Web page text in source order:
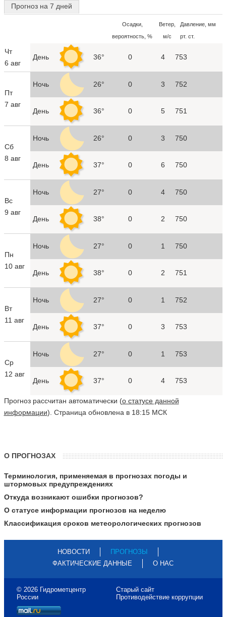
Прогноз на 7 дней
Осадки,
вероятность, %
Ветер,
м/с
Давление, мм
рт. ст.
Чт
6 авг
День 36° 0 4 753
Пт
7 авг
Ночь 26° 0 3 752
День 36° 0 5 751
Сб
8 авг
Ночь 26° 0 3 750
День 37° 0 6 750
Вс
9 авг
Ночь 27° 0 4 750
День 38° 0 2 750
Пн
10 авг
Ночь 27° 0 1 750
День 38° 0 2 751
Вт
11 авг
Ночь 27° 0 1 752
День 37° 0 3 753
Ср
12 авг
Ночь 27° 0 1 753
День 37° 0 4 753
Прогноз рассчитан автоматически (о статусе данной
информации). Страница обновлена в 18:15 МСК
О ПРОГНОЗАХ
Терминология, применяемая в прогнозах погоды и
штормовых предупреждениях
Откуда возникают ошибки прогнозов?
О статусе информации прогнозов на неделю
Классификация сроков метеорологических прогнозов
НОВОСТИ
ПРОГНОЗЫ
ФАКТИЧЕСКИЕ ДАННЫЕ
О НАС
© 2026 Гидрометцентр
России
Старый сайт
Противодействие коррупции